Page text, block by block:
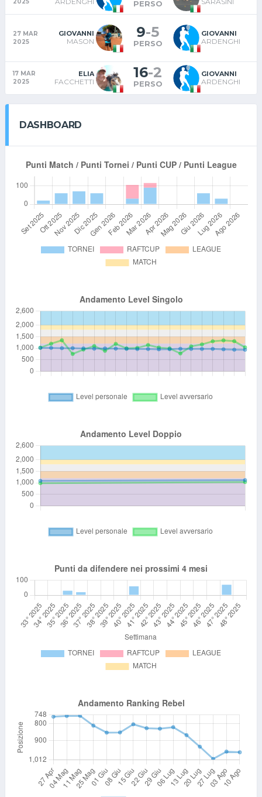
PERSO
27 MAR
2025
GIOVANNI
MASON
9-5
PERSO
GIOVANNI
ARDENGHI
17 MAR
2025
ELIA
FACCHETTI
16-2
PERSO
GIOVANNI
ARDENGHI
DASHBOARD